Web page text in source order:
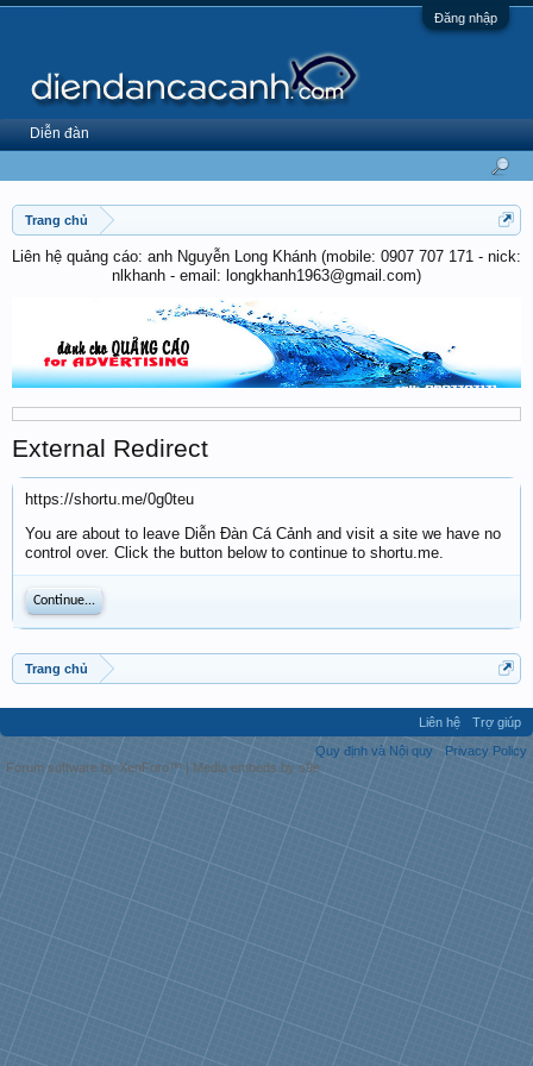
Đăng nhập
Trang chủ
Liên hệ quảng cáo: anh Nguyễn Long Khánh (mobile: 0907 707 171 - nick:
nlkhanh - email: longkhanh1963@gmail.com)
External Redirect
https://shortu.me/0g0teu
You are about to leave Diễn Đàn Cá Cảnh and visit a site we have no
control over. Click the button below to continue to shortu.me.
Continue...
Trang chủ
Diễn đàn
Liên hệ
Trợ giúp
Quy định và Nội quy
Privacy Policy
Forum software by XenForo™ | Media embeds by s9e